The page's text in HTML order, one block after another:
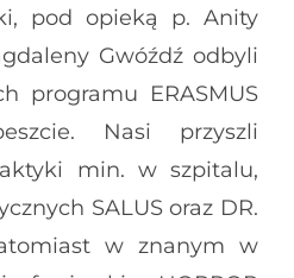
pod opieką p. Anity
Gwóźdź odbyli
programu ERASMUS
Nasi przyszli
min. w szpitalu,
SALUS oraz DR.
w znanym w